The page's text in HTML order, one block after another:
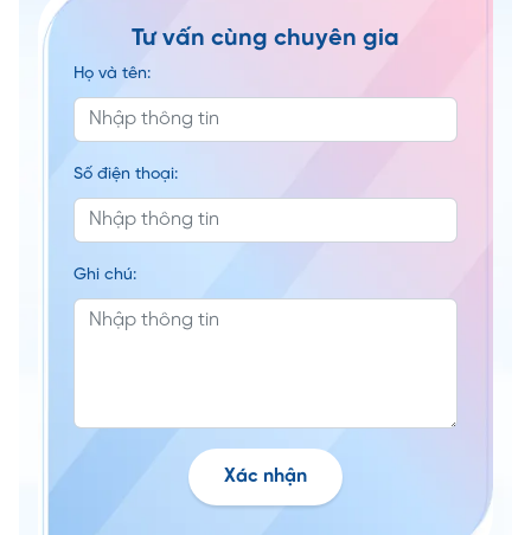
Tư vấn cùng chuyên gia
Họ và tên:
Số điện thoại:
Ghi chú:
Xác nhận